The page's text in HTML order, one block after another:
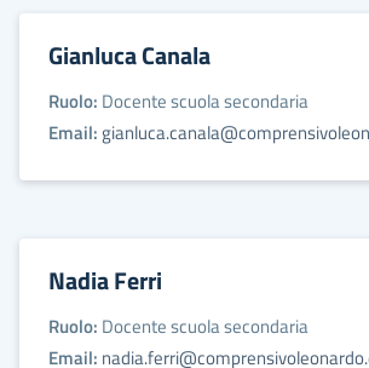
Gianluca Canala
Ruolo: Docente scuola secondaria
Email:
Nadia Ferri
Ruolo: Docente scuola secondaria
Email: